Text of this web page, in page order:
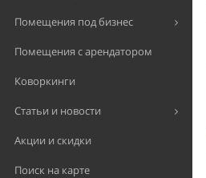
Помещения под бизнес
Помещения с арендатором
Коворкинги
Статьи и новости
Акции и скидки
Поиск на карте